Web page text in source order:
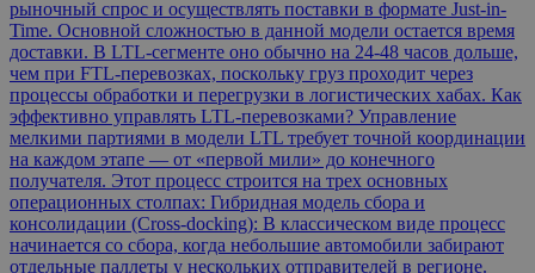
рыночный спрос и осуществлять поставки в формате Just-in-
Time. Основной сложностью в данной модели остается время
доставки. В LTL-сегменте оно обычно на 24-48 часов дольше,
чем при FTL-перевозках, поскольку груз проходит через
процессы обработки и перегрузки в логистических хабах. Как
эффективно управлять LTL-перевозками? Управление
мелкими партиями в модели LTL требует точной координации
на каждом этапе — от «первой мили» до конечного
получателя. Этот процесс строится на трех основных
операционных столпах: Гибридная модель сбора и
консолидации (Cross-docking): В классическом виде процесс
начинается со сбора, когда небольшие автомобили забирают
отдельные паллеты у нескольких отправителей в регионе.